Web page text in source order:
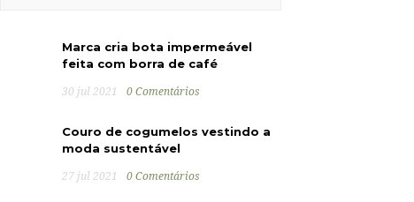
Marca cria bota impermeável
feita com borra de café
30 jul 2021 0 Comentários
Couro de cogumelos vestindo a
moda sustentável
27 jul 2021 0 Comentários